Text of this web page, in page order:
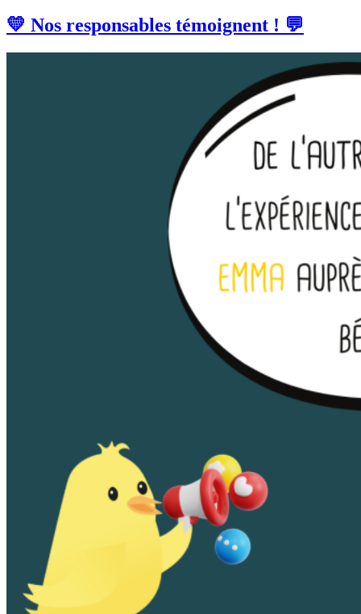
💛 Nos responsables témoignent ! 💬